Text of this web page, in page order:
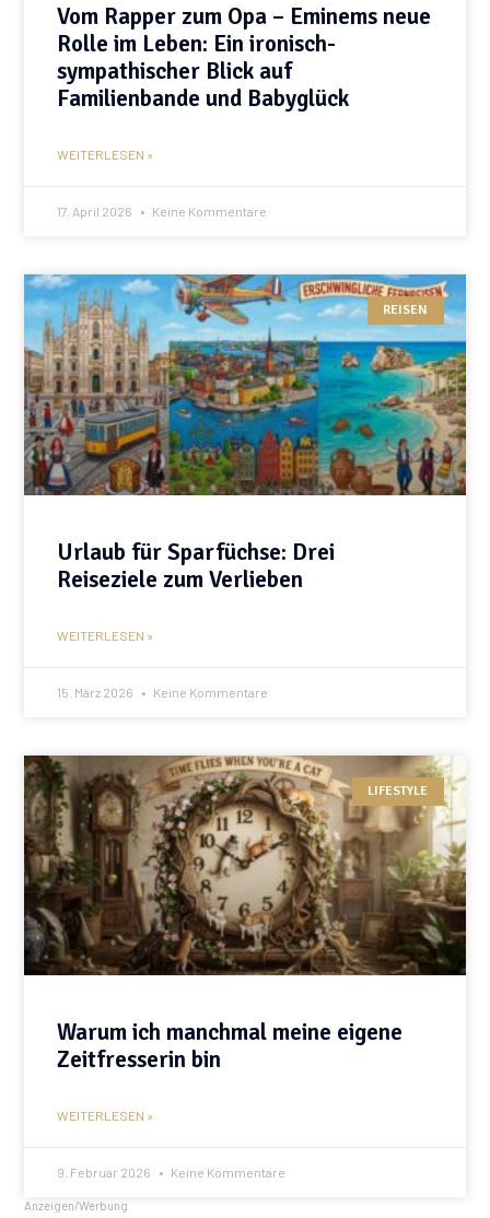
Vom Rapper zum Opa – Eminems neue
Rolle im Leben: Ein ironisch-
sympathischer Blick auf
Familienbande und Babyglück
WEITERLESEN »
17. April 2026 Keine Kommentare
REISEN
Urlaub für Sparfüchse: Drei
Reiseziele zum Verlieben
WEITERLESEN »
15. März 2026 Keine Kommentare
LIFESTYLE
Warum ich manchmal meine eigene
Zeitfresserin bin
WEITERLESEN »
9. Februar 2026 Keine Kommentare
Anzeigen/Werbung